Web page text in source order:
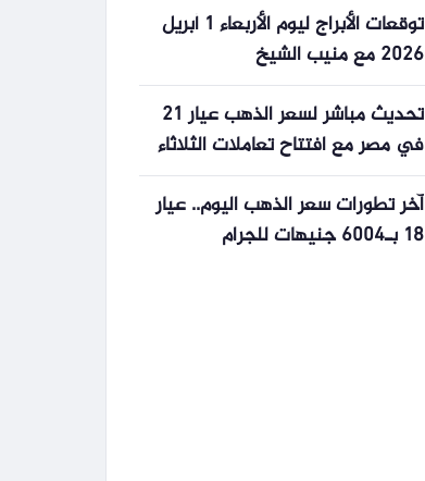
توقعات الأبراج ليوم الأربعاء 1 أبريل
2026 مع منيب الشيخ
تحديث مباشر لسعر الذهب عيار 21
في مصر مع افتتاح تعاملات الثلاثاء
آخر تطورات سعر الذهب اليوم.. عيار
18 بـ6004 جنيهات للجرام